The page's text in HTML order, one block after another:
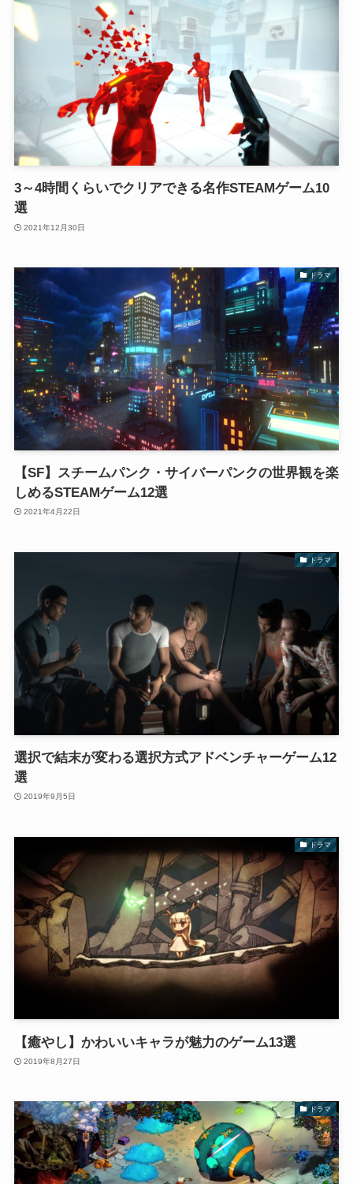
3～4時間くらいでクリアできる名作STEAMゲーム10
選
2021年12月30日
ドラマ
【SF】スチームパンク・サイバーパンクの世界観を楽
しめるSTEAMゲーム12選
2021年4月22日
ドラマ
選択で結末が変わる選択方式アドベンチャーゲーム12
選
2019年9月5日
ドラマ
【癒やし】かわいいキャラが魅力のゲーム13選
2019年8月27日
ドラマ